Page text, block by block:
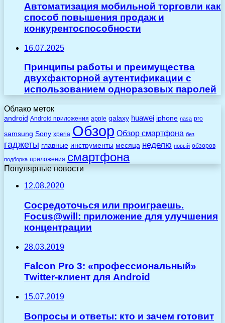
Автоматизация мобильной торговли как
способ повышения продаж и
конкурентоспособности
16.07.2025
Принципы работы и преимущества
двухфакторной аутентификации с
использованием одноразовых паролей
Облако меток
android Android приложения apple galaxy huawei iphone nasa pro
samsung Sony xperia Обзор Обзор смартфона без
гаджеты главные инструменты месяца неделю новый обзоров
подборка приложения смартфона
Популярные новости
12.08.2020
Сосредоточься или проиграешь.
Focus@will: приложение для улучшения
концентрации
28.03.2019
Falcon Pro 3: «профессиональный»
Twitter-клиент для Android
15.07.2019
Вопросы и ответы: кто и зачем готовит